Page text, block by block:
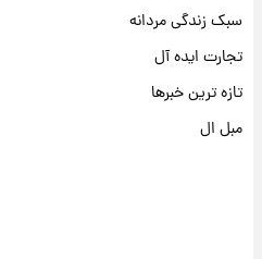
سبک زندگی مردانه
تجارت ایده آل
تازه ترین خبرها
مبل ال